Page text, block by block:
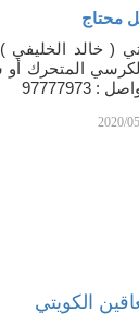
محتاج
( خالد
المتحرك أو
2020/
الكويتي